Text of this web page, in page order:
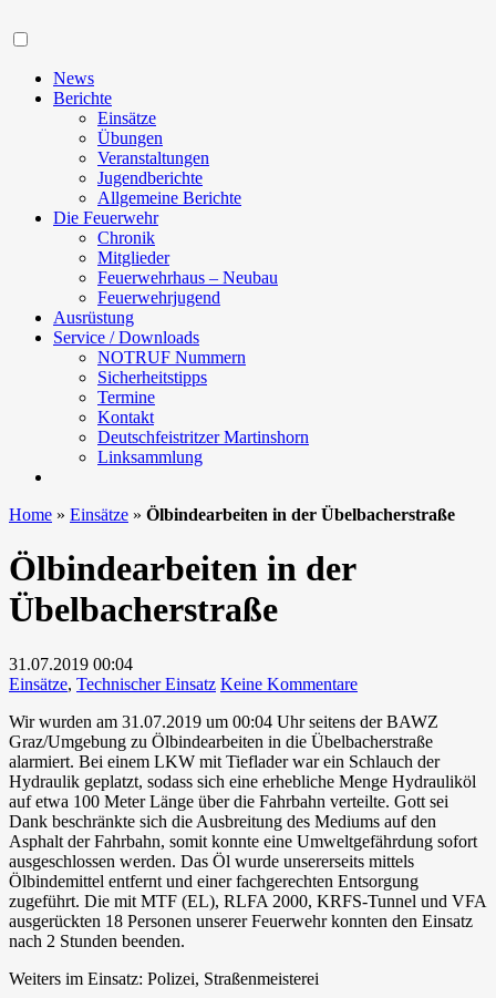
News
Berichte
Einsätze
Übungen
Veranstaltungen
Jugendberichte
Allgemeine Berichte
Die Feuerwehr
Chronik
Mitglieder
Feuerwehrhaus – Neubau
Feuerwehrjugend
Ausrüstung
Service / Downloads
NOTRUF Nummern
Sicherheitstipps
Termine
Kontakt
Deutschfeistritzer Martinshorn
Linksammlung
Home » Einsätze » Ölbindearbeiten in der Übelbacherstraße
Ölbindearbeiten in der
Übelbacherstraße
31.07.2019 00:04
Einsätze, Technischer Einsatz Keine Kommentarezu
in
der
Übelbacherstraße
Wir wurden am 31.07.2019 um 00:04 Uhr seitens der BAWZ
Graz/Umgebung zu Ölbindearbeiten in die Übelbacherstraße
alarmiert. Bei einem LKW mit Tieflader war ein Schlauch der
Hydraulik geplatzt, sodass sich eine erhebliche Menge Hydrauliköl
auf etwa 100 Meter Länge über die Fahrbahn verteilte. Gott sei
Dank beschränkte sich die Ausbreitung des Mediums auf den
Asphalt der Fahrbahn, somit konnte eine Umweltgefährdung sofort
ausgeschlossen werden. Das Öl wurde unsererseits mittels
Ölbindemittel entfernt und einer fachgerechten Entsorgung
zugeführt. Die mit MTF (EL), RLFA 2000, KRFS-Tunnel und VFA
ausgerückten 18 Personen unserer Feuerwehr konnten den Einsatz
nach 2 Stunden beenden.
Weiters im Einsatz: Polizei, Straßenmeisterei